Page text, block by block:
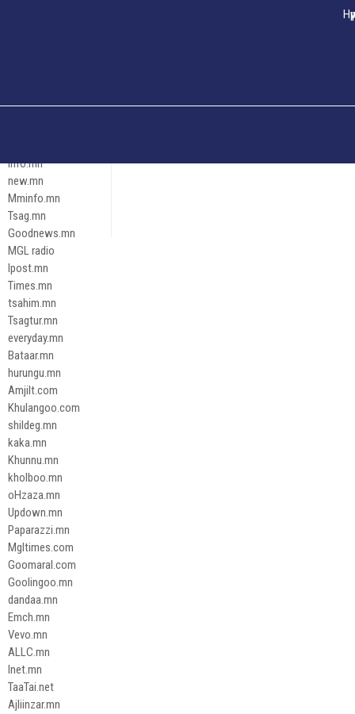
Эрх зүй
info.mn
new.mn
Mminfo.mn
Tsag.mn
Goodnews.mn
MGL radio
Ipost.mn
Times.mn
tsahim.mn
Tsagtur.mn
everyday.mn
Bataar.mn
hurungu.mn
Amjilt.com
Khulangoo.com
shildeg.mn
kaka.mn
Khunnu.mn
kholboo.mn
oHzaza.mn
Updown.mn
Paparazzi.mn
Mgltimes.com
Goomaral.com
Goolingoo.mn
dandaa.mn
Emch.mn
Vevo.mn
ALLC.mn
Inet.mn
TaaTai.net
Ajliinzar.mn